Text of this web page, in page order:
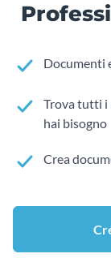
Documenti
Trova tutti i
hai bisogno
Crea